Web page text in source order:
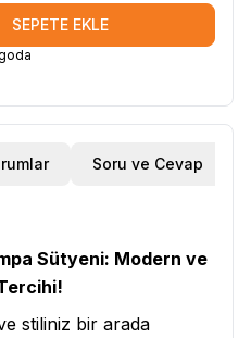
SEPETE EKLE
Soru ve Cevap
Sütyeni: Modern ve
stiliniz bir arada